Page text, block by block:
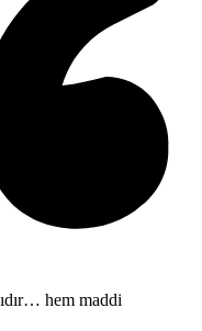
hem maddi